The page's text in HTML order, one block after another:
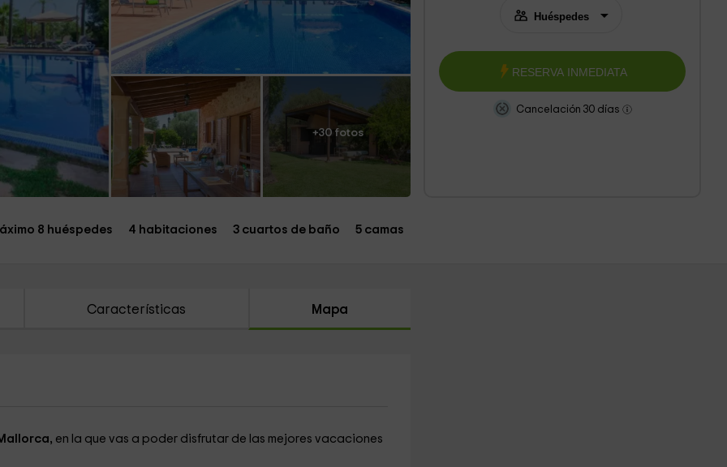
+30 fotos
RESERVA INMEDIATA
Cancelación 30 días
8 huéspedes 4 habitaciones 3 cuartos de baño 5 camas
Características Mapa
en la que vas a poder disfrutar de las mejores vacaciones